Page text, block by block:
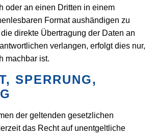
oder an einen Dritten in einem
Format aushändigen zu
direkte Übertragung der Daten an
verlangen, erfolgt dies nur,
machbar ist.
SPERRUNG,
der geltenden gesetzlichen
das Recht auf unentgeltliche